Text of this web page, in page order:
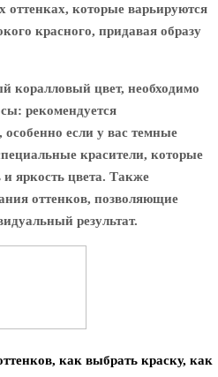
оттенках, которые варьируются
красного, придавая образу
коралловый цвет, необходимо
рекомендуется
особенно если у вас темные
красители, которые
и яркость цвета. Также
оттенков, позволяющие
результат.
как выбрать краску, как